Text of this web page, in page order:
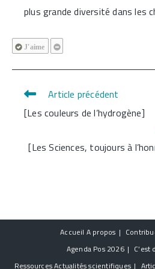
plus grande diversité dans les
J'aime
Read
more
Article précédent
[Les couleurs de l’hydrogène]
[Les Sciences, toujours à
Accueil A propos
Agenda Pos 2026
C’est
RessourcesActualités scientifiques